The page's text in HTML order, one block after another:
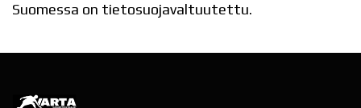
Suomessa on tietosuojavaltuutettu.